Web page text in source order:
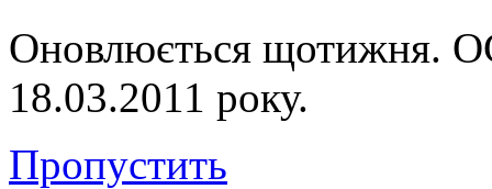
Оновлюється
18.03.2011 року.
Пропустить